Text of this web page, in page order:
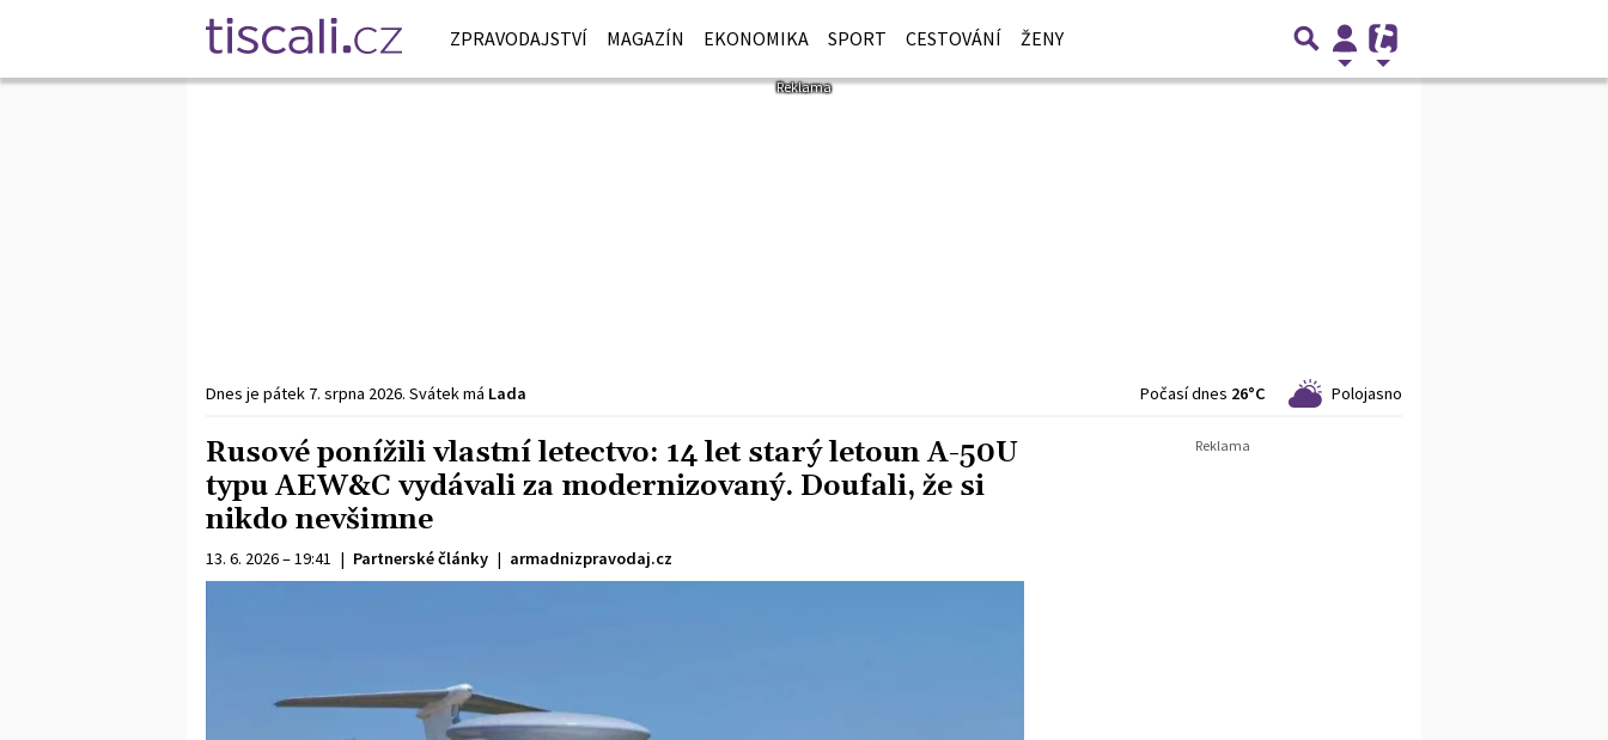
ZPRAVODAJSTVÍ MAGAZÍN EKONOMIKA SPORT CESTOVÁNÍ ŽENY
Dnes je pátek 7. srpna 2026. Svátek má Lada Počasí dnes 26°C Polojasno
Rusové ponížili vlastní letectvo: 14 let starý letoun A-50U
typu AEW&C vydávali za modernizovaný. Doufali, že si
nikdo nevšimne
13. 6. 2026 – 19:41 | Partnerské články | armadnizpravodaj.cz